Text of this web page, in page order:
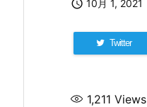
 10月 1, 2021
Twitter
1,211 Views